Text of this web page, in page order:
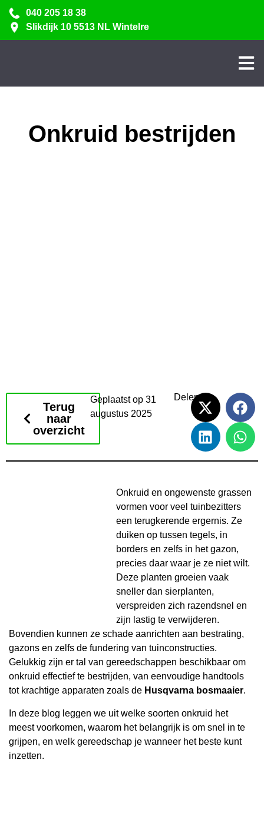
040 205 18 38
Slikdijk 10 5513 NL Wintelre
Onkruid bestrijden
Terug
naar
overzicht
Geplaatst op 31
augustus 2025
Delen
Onkruid en ongewenste grassen
vormen voor veel tuinbezitters
een terugkerende ergernis. Ze
duiken op tussen tegels, in
borders en zelfs in het gazon,
precies daar waar je ze niet wilt.
Deze planten groeien vaak
sneller dan sierplanten,
verspreiden zich razendsnel en
zijn lastig te verwijderen.
Bovendien kunnen ze schade aanrichten aan bestrating,
gazons en zelfs de fundering van tuinconstructies.
Gelukkig zijn er tal van gereedschappen beschikbaar om
onkruid effectief te bestrijden, van eenvoudige handtools
tot krachtige apparaten zoals de Husqvarna bosmaaier.
In deze blog leggen we uit welke soorten onkruid het
meest voorkomen, waarom het belangrijk is om snel in te
grijpen, en welk gereedschap je wanneer het beste kunt
inzetten.